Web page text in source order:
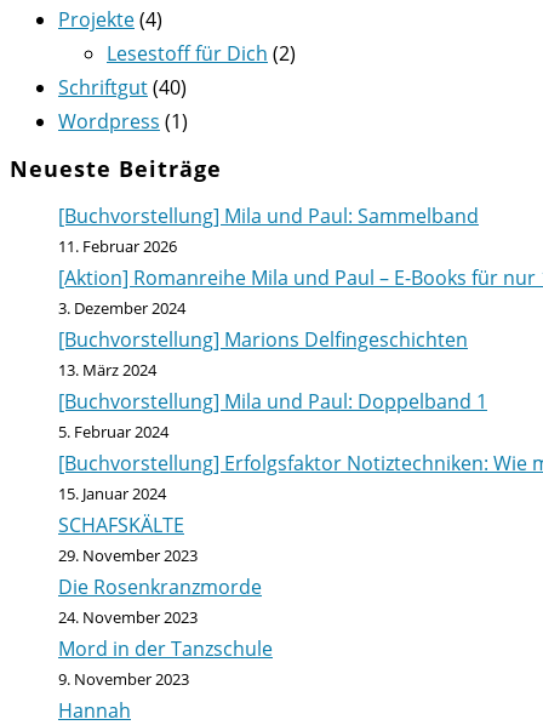
Projekte(4)
Lesestoff für Dich (2)
Schriftgut(40)
Wordpress (1)
Neueste Beiträge
[Buchvorstellung] Mila und Paul: Sammelband
11. Februar 2026
[Aktion] Romanreihe Mila und Paul – E-Books für nur
3. Dezember 2024
[Buchvorstellung] Marions Delfingeschichten
13. März 2024
[Buchvorstellung] Mila und Paul: Doppelband 1
5. Februar 2024
[Buchvorstellung] Erfolgsfaktor Notiztechniken:
15. Januar 2024
SCHAFSKÄLTE
29. November 2023
Die Rosenkranzmorde
24. November 2023
Mord in der Tanzschule
9. November 2023
Hannah